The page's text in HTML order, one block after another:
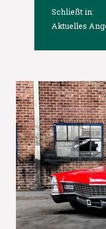
Schließt in:
Aktuelles